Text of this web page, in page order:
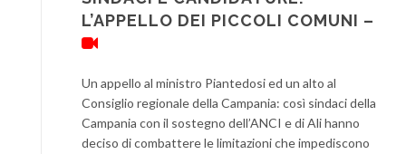
L’APPELLO DEI PICCOLI COMUNI –
Un appello al ministro Piantedosi ed un alto al
Consiglio regionale della Campania: così sindaci della
Campania con il sostegno dell’ANCI e di Ali hanno
deciso di combattere le limitazioni che impediscono